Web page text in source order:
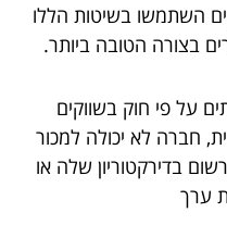
השתמשו בשיטות הללו
בצורה הטובה ביותר.
על פי חוק בשווקים
חברה לא יכולה למכור
בדירקטוריון שלה או
ערך